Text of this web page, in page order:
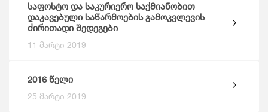
საფოსტო და საკურიერო საქმიანობით
დაკავებული საწარმოების გამოკვლევის
ძირითადი შედეგები
11 მარტი 2019
2016 წელი
25 მარტი 2019